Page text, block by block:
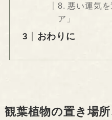
8. 悪い運気
ア」
おわりに
観葉植物の置き場